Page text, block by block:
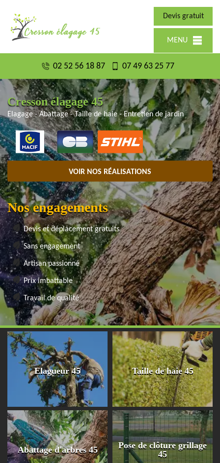
Devis gratuit
MENU
02 52 56 18 87 07 49 63 25 77
Cresson élagage 45
Elagage - Abattage - Taille de haie - Entretien de jardin
VOIR NOS RÉALISATIONS
Nos engagements
Devis et déplacement gratuits
Sans engagement
Artisan passionné
Prix imbattable
Travail de qualité
Elagueur 45 Taille de haie 45
Abattage d'arbres 45
Pose de clôture grillage
45